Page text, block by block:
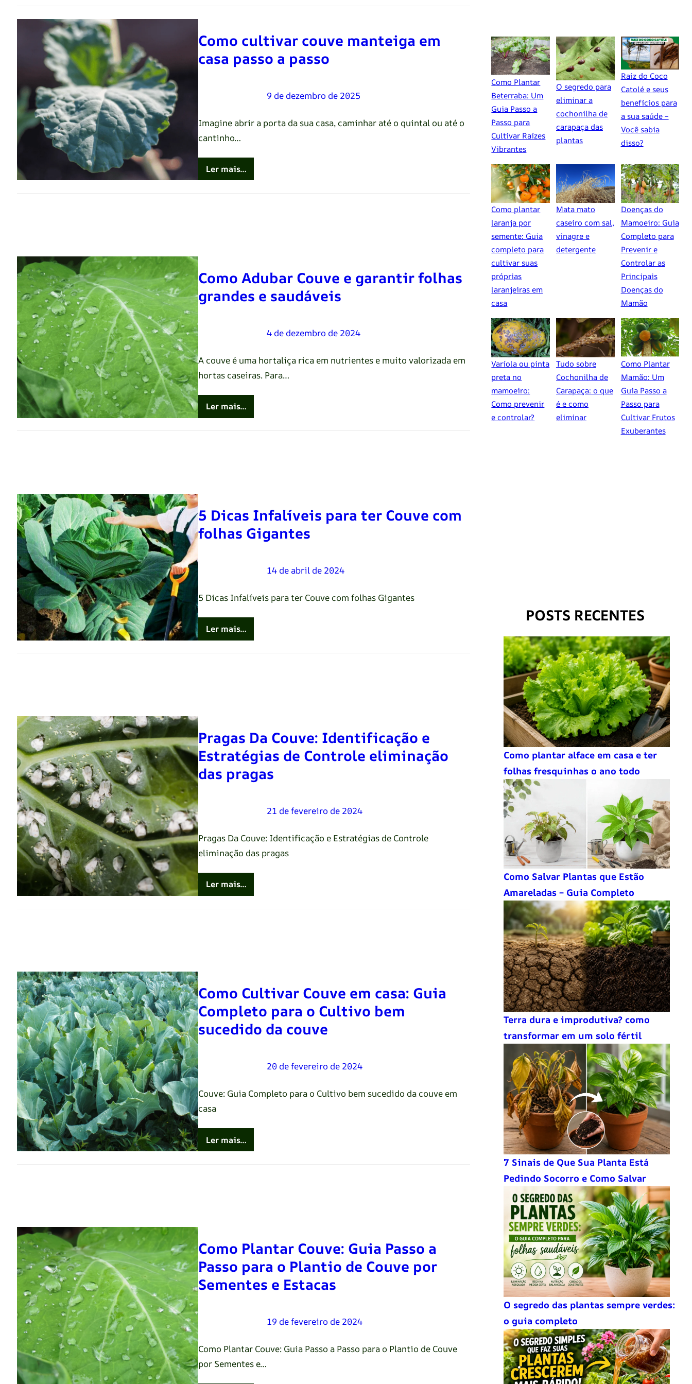
Como cultivar couve manteiga em
casa passo a passo
9 de dezembro de 2025
Imagine abrir a porta da sua casa, caminhar até o quintal ou até o
cantinho…
Ler mais…
Como Adubar Couve e garantir folhas
grandes e saudáveis
Renato Oliveira 4 de dezembro de 2024
A couve é uma hortaliça rica em nutrientes e muito valorizada em
hortas caseiras. Para…
Ler mais…
5 Dicas Infalíveis para ter Couve com
folhas Gigantes
Renato Oliveira 14 de abril de 2024
5 Dicas Infalíveis para ter Couve com folhas Gigantes
Ler mais…
Pragas Da Couve: Identificação e
Estratégias de Controle eliminação
das pragas
Renato Oliveira 21 de fevereiro de 2024
Pragas Da Couve: Identificação e Estratégias de Controle
eliminação das pragas
Ler mais…
Como Cultivar Couve em casa: Guia
Completo para o Cultivo bem
sucedido da couve
Renato Oliveira 20 de fevereiro de 2024
Couve: Guia Completo para o Cultivo bem sucedido da couve em
casa
Ler mais…
Como Plantar Couve: Guia Passo a
Passo para o Plantio de Couve por
Sementes e Estacas
19 de fevereiro de 2024
Como Plantar Couve: Guia Passo a Passo para o Plantio de Couve
por Sementes e…
Como Plantar
Beterraba: Um
Guia Passo a
Passo para
Cultivar Raízes
Vibrantes
O segredo para
eliminar a
cochonilha de
carapaça das
plantas
Raiz do Coco
Catolé e seus
benefícios para
a sua saúde –
Você sabia
disso?
Como plantar
laranja por
semente: Guia
completo para
cultivar suas
próprias
laranjeiras em
casa
Mata mato
caseiro com sal,
vinagre e
detergente
Doenças do
Mamoeiro: Guia
Completo para
Prevenir e
Controlar as
Principais
Doenças do
Mamão
Varíola ou pinta
preta no
mamoeiro:
Como prevenir
e controlar?
Tudo sobre
Cochonilha de
Carapaça: o que
é e como
eliminar
Como Plantar
Mamão: Um
Guia Passo a
Passo para
Cultivar Frutos
Exuberantes
POSTS RECENTES
Como plantar alface em casa e ter
folhas fresquinhas o ano todo
Como Salvar Plantas que Estão
Amareladas – Guia Completo
Terra dura e improdutiva? como
transformar em um solo fértil
7 Sinais de Que Sua Planta Está
Pedindo Socorro e Como Salvar
O segredo das plantas sempre verdes:
o guia completo